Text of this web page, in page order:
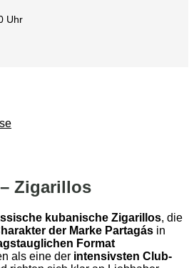
Uhr
Zigarillos
kubanische Zigarillos, die
der Marke Partagás in
Format
als eine der intensivsten Club-